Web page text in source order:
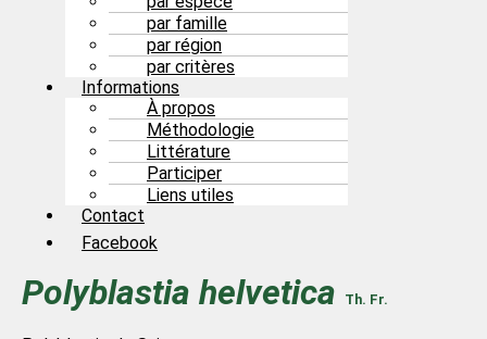
par famille
par région
par critères
Informations
À propos
Méthodologie
Littérature
Participer
Liens utiles
Contact
Facebook
Polyblastia helvetica Th. Fr.